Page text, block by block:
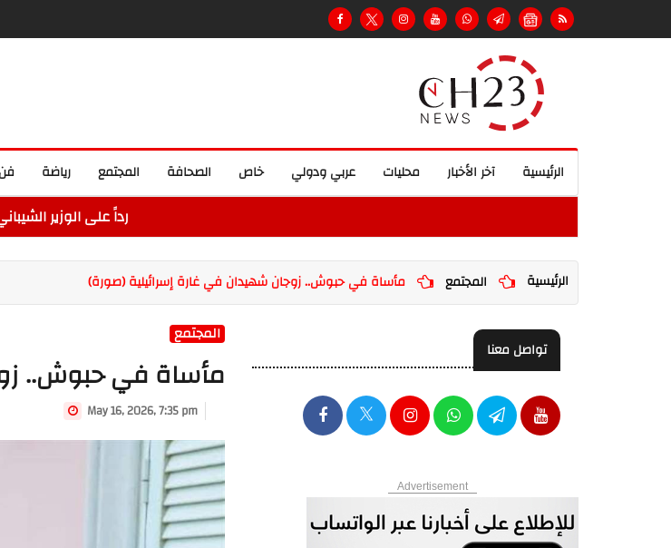
فن رياضة المجتمع الصحافة خاص عربي ودولي محليات آخر الأخبار الرئيسية
رداً على الوزير
الرئيسية المجتمع مأساة في حبوش.. زوجان شهيدان في غارة إسرائيلية (صورة)
المجتمع
مأساة في حبوش..
May 16, 2026, 7:35 pm
تواصل معنا
Advertisement